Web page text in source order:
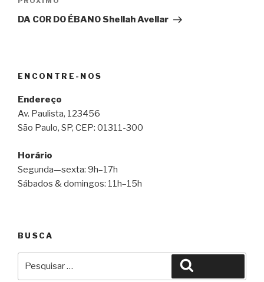
post
DA COR DO ÉBANO Shellah Avellar
ENCONTRE-NOS
Endereço
Av. Paulista, 123456
São Paulo, SP, CEP: 01311-300
Horário
Segunda—sexta: 9h–17h
Sábados & domingos: 11h–15h
BUSCA